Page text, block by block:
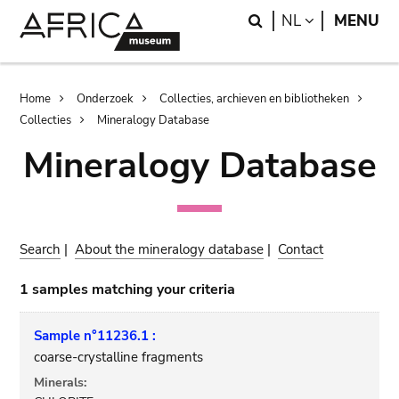
Search
NL LANGUAGE
MENU
Breadcrumb
Home Onderzoek
Collecties, archieven en bibliotheken
Collecties
Mineralogy Database
Mineralogy Database
Search |About the mineralogy database | Contact
1 samples matching your criteria
Sample n°11236.1 :
coarse-crystalline fragments
Minerals: